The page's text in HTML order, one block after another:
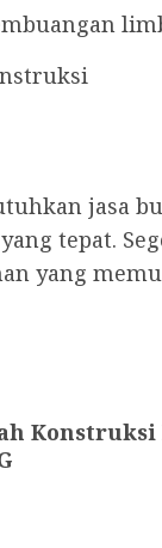
jasa
tepat.
yang